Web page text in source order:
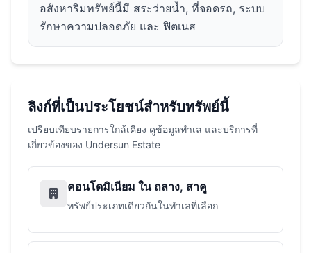
อสังหาริมทรัพย์นี้มี สระว่ายน้ำ, ที่จอดรถ, ระบบ
รักษาความปลอดภัย และ ฟิตเนส
ลิงก์ที่เป็นประโยชน์สำหรับทรัพย์นี้
เปรียบเทียบรายการใกล้เคียง ดูข้อมูลทำเล และบริการที่
เกี่ยวข้องของ Undersun Estate
คอนโดมิเนียม ใน ถลาง, สาคู
ทรัพย์ประเภทเดียวกันในทำเลที่เลือก